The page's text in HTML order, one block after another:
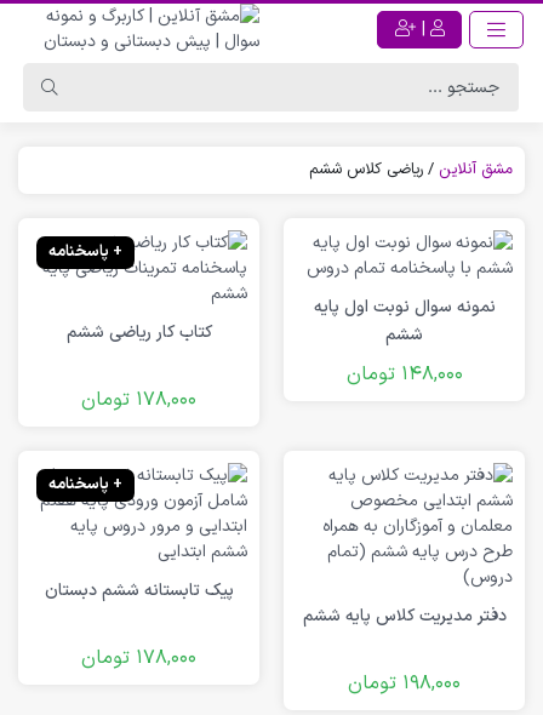
|
مشق آنلاین / ریاضی کلاس ششم
نمونه سوال نوبت اول پایه
ششم
148,000 تومان
+ پاسخنامه
کتاب کار ریاضی ششم
178,000 تومان
دفتر مدیریت کلاس پایه ششم
198,000 تومان
+ پاسخنامه
پیک تابستانه ششم دبستان
178,000 تومان